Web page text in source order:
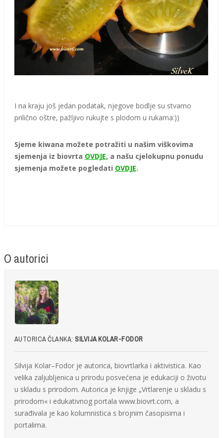
I na kraju još jedan podatak, njegove bodlje su stvarno
prilično oštre, pažljivo rukujte s plodom u rukama:))
Sjeme kiwana možete potražiti u našim viškovima
sjemenja iz biovrta OVDJE, a našu cjelokupnu ponudu
sjemenja možete pogledati OVDJE.
O autorici
AUTORICA ČLANKA: SILVIJA KOLAR-FODOR
Silvija Kolar–Fodor je autorica, biovrtlarka i aktivistica. Kao
velika zaljubljenica u prirodu posvećena je edukaciji o životu
u skladu s prirodom. Autorica je knjige „Vrtlarenje u skladu s
prirodom« i edukativnog portala www.biovrt.com, a
surađivala je kao kolumnistica s brojnim časopisima i
portalima.